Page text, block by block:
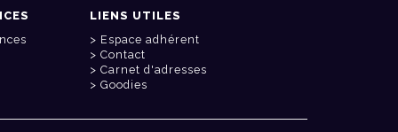
LIENS UTILES
Espace adhérent
Contact
Carnet d'adresses
Goodies